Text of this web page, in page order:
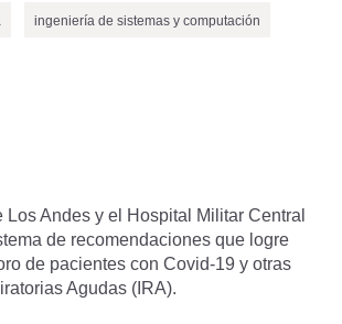
ingeniería de sistemas y computación
Los Andes y el Hospital Militar Central
de recomendaciones que logre
de pacientes con Covid-19 y otras
Agudas (IRA).